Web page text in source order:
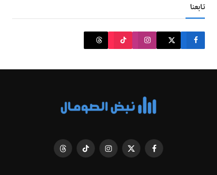
تابعنا
فيسبوك X
الانستغرامتيكتوك Threads